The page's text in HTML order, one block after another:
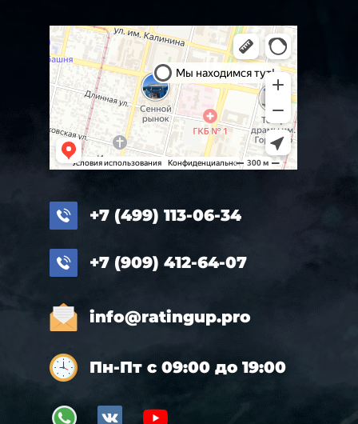
Пн-Пт с 09:00 до 19:00
info@ratingup.pro
+7 (909) 412-64-07
+7 (499) 113-06-34